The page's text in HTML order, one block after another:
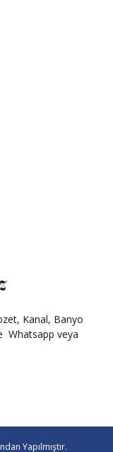
Kanal, Banyo
Whatsapp veya
Yapılmıştır.